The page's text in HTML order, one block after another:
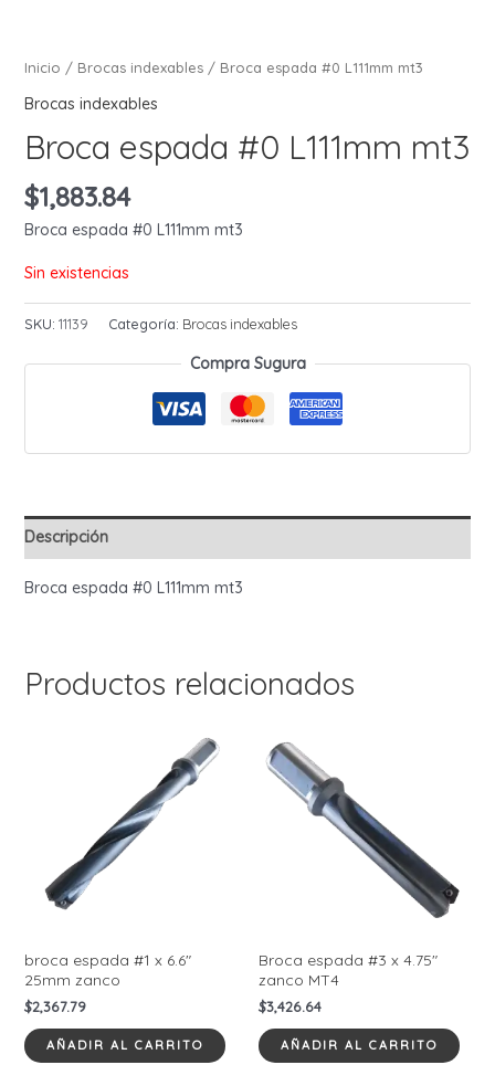
Inicio / Brocas indexables/ Broca espada #0 L111mm mt3
Brocas indexables
Broca espada #0 L111mm mt3
$1,883.84
Broca espada #0 L111mm mt3
Sin existencias
SKU: 11139 Categoría: Brocas indexables
Compra Sugura
Descripción
Broca espada #0 L111mm mt3
Productos relacionados
broca espada #1 x 6.6″
25mm zanco
$2,367.79
AÑADIR AL CARRITO
Broca espada #3 x 4.75″
zanco MT4
$3,426.64
AÑADIR AL CARRITO